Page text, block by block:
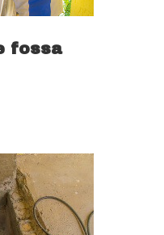
fossa